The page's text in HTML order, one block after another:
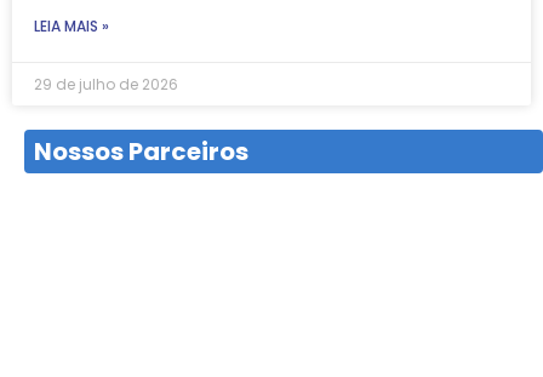
LEIA MAIS »
29 de julho de 2026
Nossos Parceiros